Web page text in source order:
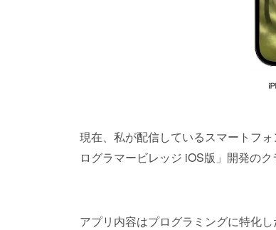
現在、私が配信しているスマートフ
ログラマービレッジ iOS版」開発の
アプリ内容はプログラミングに特化